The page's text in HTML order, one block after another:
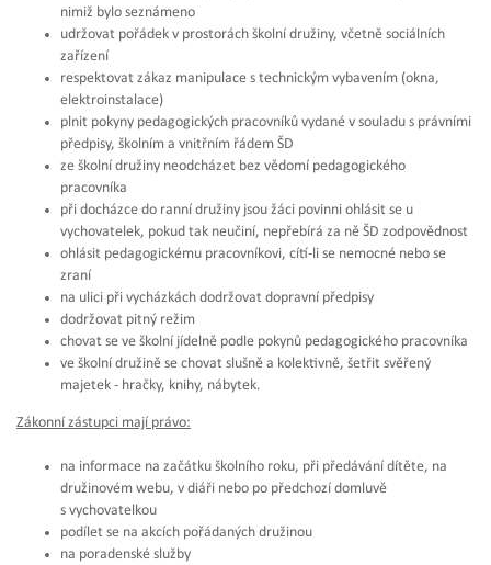
nimiž bylo seznámeno
udržovat pořádek v prostorách školní družiny, včetně sociálních
zařízení
respektovat zákaz manipulace s technickým vybavením (okna,
elektroinstalace)
plnit pokyny pedagogických pracovníků vydané v souladu s právními
předpisy, školním a vnitřním řádem ŠD
ze školní družiny neodcházet bez vědomí pedagogického
pracovníka
při docházce do ranní družiny jsou žáci povinni ohlásit se u
vychovatelek, pokud tak neučiní, nepřebírá za ně ŠD zodpovědnost
ohlásit pedagogickému pracovníkovi, cítí-li se nemocné nebo se
zraní
na ulici při vycházkách dodržovat dopravní předpisy
dodržovat pitný režim
chovat se ve školní jídelně podle pokynů pedagogického pracovníka
ve školní družině se chovat slušně a kolektivně, šetřit svěřený
majetek - hračky, knihy, nábytek.
Zákonní zástupci mají právo:
na informace na začátku školního roku, při předávání dítěte, na
družinovém webu, v diáři nebo po předchozí domluvě
s vychovatelkou
podílet se na akcích pořádaných družinou
na poradenské služby